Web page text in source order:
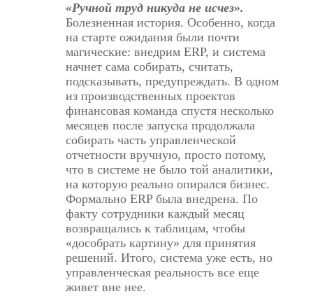
«Ручной труд никуда не исчез».
Болезненная история. Особенно, когда
на старте ожидания были почти
магические: внедрим ERP, и система
начнет сама собирать, считать,
подсказывать, предупреждать. В одном
из производственных проектов
финансовая команда спустя несколько
месяцев после запуска продолжала
собирать часть управленческой
отчетности вручную, просто потому,
что в системе не было той аналитики,
на которую реально опирался бизнес.
Формально ERP была внедрена. По
факту сотрудники каждый месяц
возвращались к таблицам, чтобы
«дособрать картину» для принятия
решений. Итого, система уже есть, но
управленческая реальность все еще
живет вне нее.